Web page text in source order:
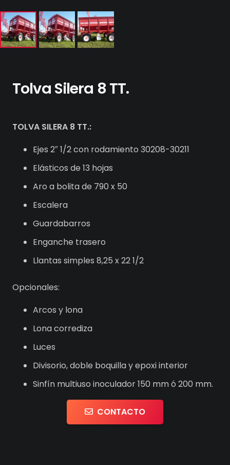
Tolva Silera 8 TT.
TOLVA SILERA 8 TT.:
Ejes 2″ 1/2 con rodamiento 30208-30211
Elásticos de 13 hojas
Aro a bolita de 790 x 50
Escalera
Guardabarros
Enganche trasero
Llantas simples 8,25 x 22 1/2
Opcionales:
Arcos y lona
Lona corrediza
Luces
Divisorio, doble boquilla y epoxi interior
Sinfín multiuso inoculador 150 mm ó 200 mm.
CONTACTO